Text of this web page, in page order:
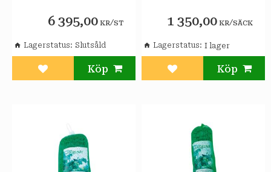
6 395,00 KR/ST
Lägg till i favoriter
Lagerstatus Slutsåld
1 350,00 KR/SÄCK
Lägg till i favoriter
Lagerstatus